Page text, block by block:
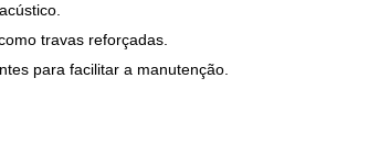
travas reforçadas.
para facilitar a manutenção.